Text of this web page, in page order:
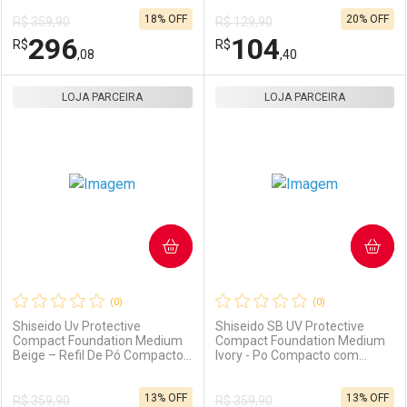
Comprar sem Desconto
Por R$ 296,08/cada
Comprar sem Desconto
Por R$ 296,08/cada
Comprar sem Desconto
Por R$ 312,92/cada
Comprar sem Desconto
Por R$ 312,92/cada
R$ 359,90
R$296,08
18% OFF
Ativar Desconto
R$ 129,90
R$104,40
20% OFF
Ativar Desconto
(0)
Shiseido Uv Protective
Compact Foundation Medium
Beige – Refil De Pó Compacto
LOJA PARCEIRA
R$ 359,90
13% OFF
COMPRAR
(0)
Shiseido SB UV Protective
Compact Foundation Medium
Ivory - Po Compacto com
LOJA PARCEIRA
R$ 359,90
13% OFF
COMPRAR